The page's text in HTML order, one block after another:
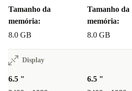
Tamanho da
memória:
8.0 GB
Tamanho da
memória:
8.0 GB
Display
6.5 "
6.5 "